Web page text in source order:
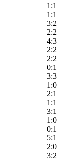
1:1
1:1
3:2
2:2
4:3
2:2
2:2
0:1
3:3
1:0
2:1
1:1
3:1
1:0
0:1
5:1
2:0
3:2